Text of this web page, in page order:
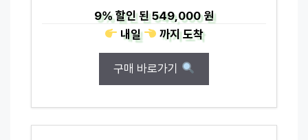
9%할인 된549,000 원
내일
까지도착
구매 바로가기